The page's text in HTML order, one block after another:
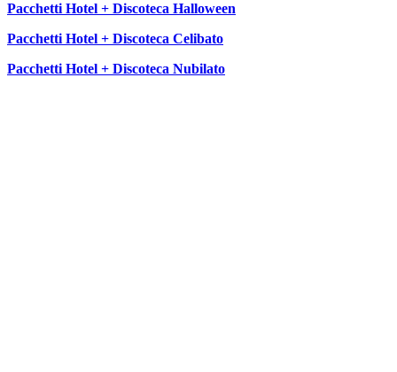
Pacchetti Hotel + Discoteca Halloween
Pacchetti Hotel + Discoteca Celibato
Pacchetti Hotel + Discoteca Nubilato